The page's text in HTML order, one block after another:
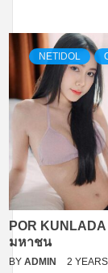
NETIDOL
POR
มหาชน
BY ADMIN 2